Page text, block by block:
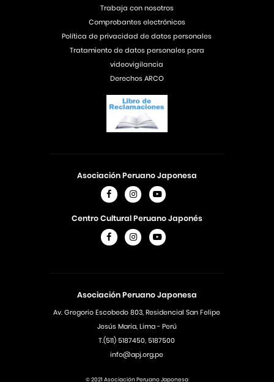
Asociación Peruano Japonesa
Av. Gregorio Escobedo 803, Residencial San Felipe
Jesús Maria, Lima - Perú
T.(511) 5187450, 5187500
info@apj.org.pe
Asociación Peruano Japonesa
Centro Cultural Peruano Japonés
Trabaja con nosotros
Comprobantes electrónicos
Política de privacidad de datos personales
Tratamiento de datos personales para
videovigilancia
Derechos ARCO
© 2021 Asociación Peruano Japonesa